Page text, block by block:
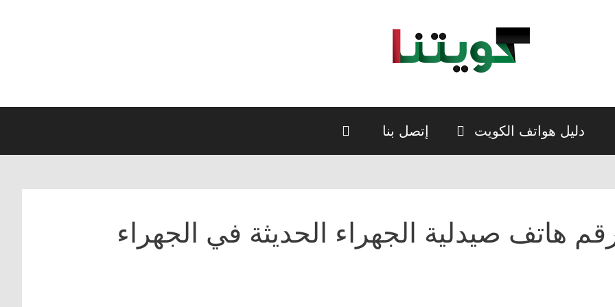
دليل هواتف الكويت إتصل بنا
هاتف صيدلية الجهراء الحدیثة في الجهراء